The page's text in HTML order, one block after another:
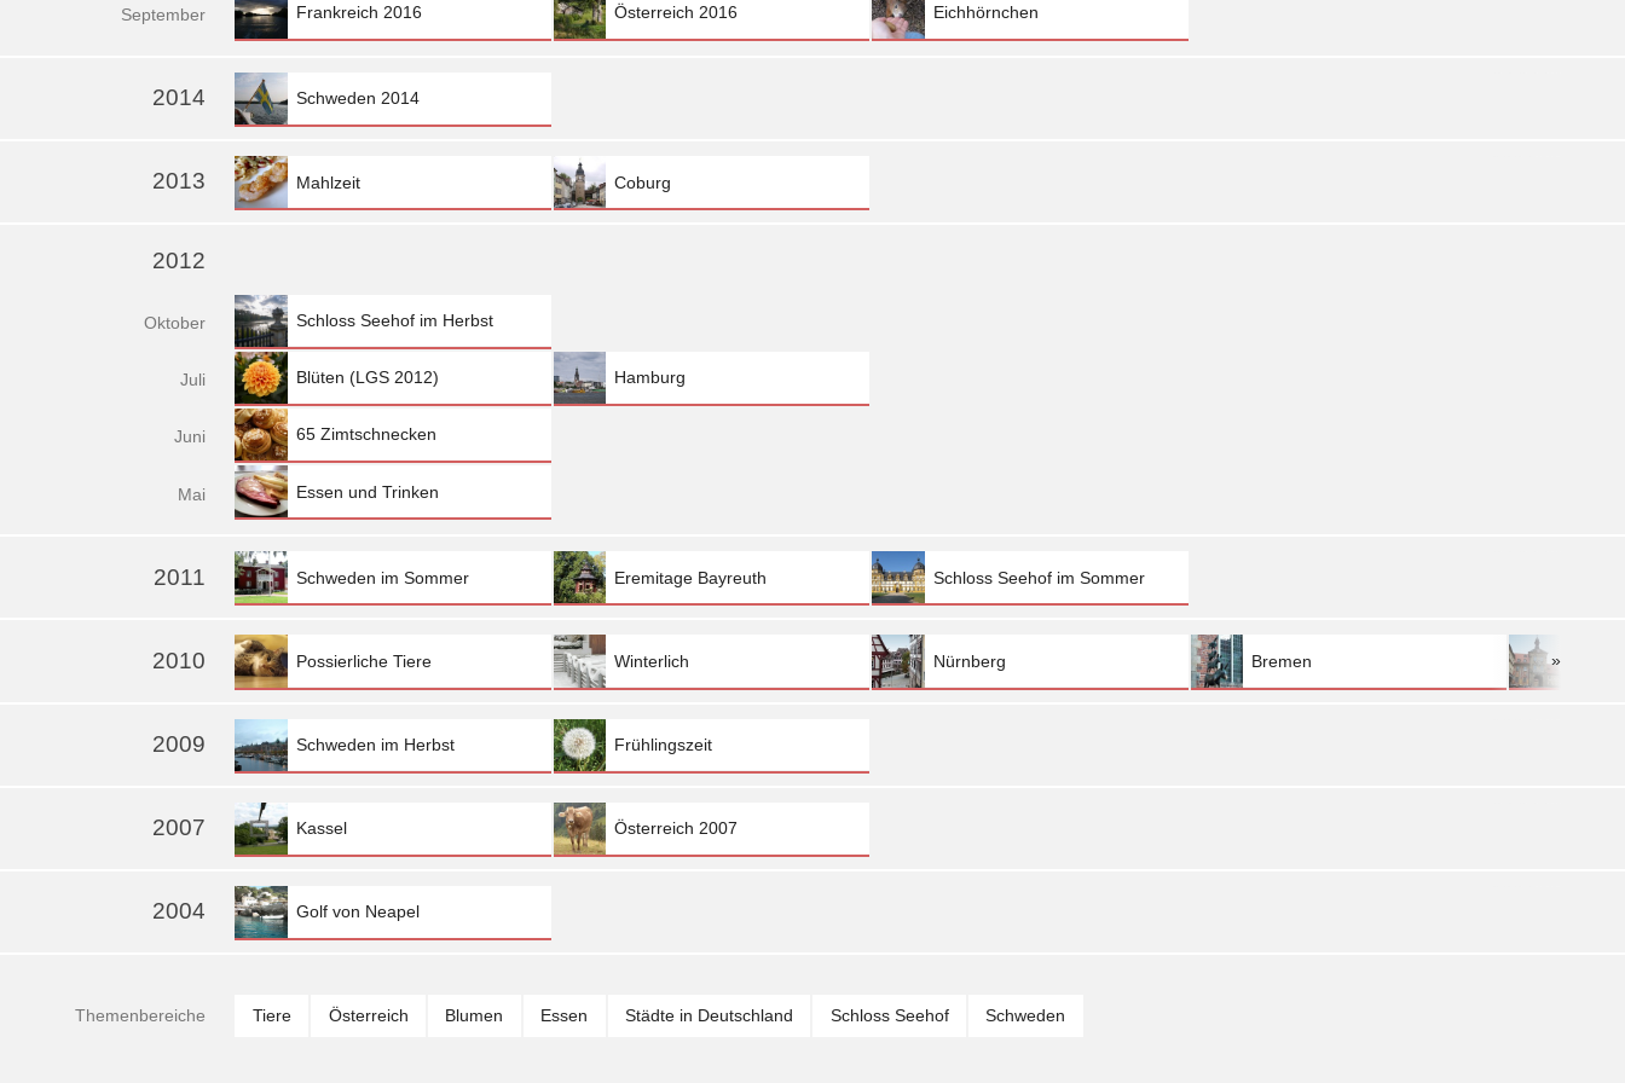
September Frankreich 2016 Österreich 2016 Eichhörnchen
2014 Schweden 2014
2013 Mahlzeit Coburg
2012
Oktober Schloss Seehof im Herbst
Juli Blüten (LGS 2012) Hamburg
Juni 65 Zimtschnecken
Mai Essen und Trinken
2011 Schweden im Sommer Eremitage Bayreuth Schloss Seehof im Sommer
2010 Possierliche Tiere Winterlich Nürnberg Bremen »
2009 Schweden im Herbst Frühlingszeit
»
2007 Kassel Österreich 2007
2004 Golf von Neapel
Themenbereiche Tiere Österreich Blumen Essen Städte in Deutschland Schloss Seehof Schweden